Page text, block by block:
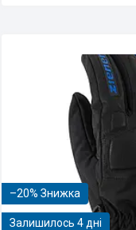
–20%
Залишилось 4 дні